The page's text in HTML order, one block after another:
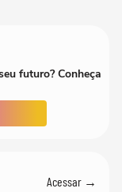
futuro? Conheça
Acessar →